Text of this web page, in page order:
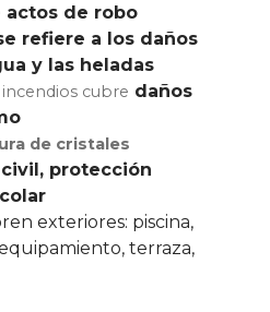
actos de robo
refiere a los daños
y las heladas
cubre daños
de cristales
protección
exteriores: piscina,
terraza,